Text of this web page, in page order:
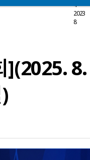
4
2023
8
](2025.